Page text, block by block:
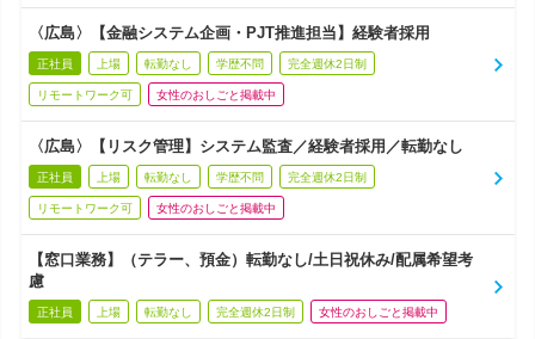
〈広島〉【金融システム企画・PJT推進担当】経験者採用
正社員 上場 転勤なし 学歴不問 完全週休2日制
リモートワーク可 女性のおしごと掲載中
〈広島〉【リスク管理】システム監査／経験者採用／転勤なし
正社員 上場 転勤なし 学歴不問 完全週休2日制
リモートワーク可 女性のおしごと掲載中
【窓口業務】（テラー、預金）転勤なし/土日祝休み/配属希望考
慮
正社員 上場 転勤なし 完全週休2日制 女性のおしごと掲載中